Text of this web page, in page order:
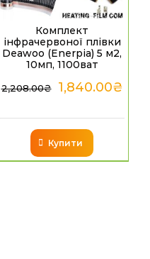
Комплект
інфрачервоної плівки
Deawoo (Enerpia) 5 м2,
10мп, 1100ват
2,208.00₴ 1,840.00₴
Купити